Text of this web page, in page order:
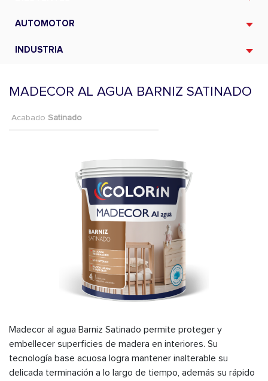
AUTOMOTOR
INDUSTRIA
MADECOR AL AGUA BARNIZ SATINADO
Acabado Satinado
Madecor al agua Barniz Satinado permite proteger y
embellecer superficies de madera en interiores. Su
tecnología base acuosa logra mantener inalterable su
delicada terminación a lo largo de tiempo, además su rápido